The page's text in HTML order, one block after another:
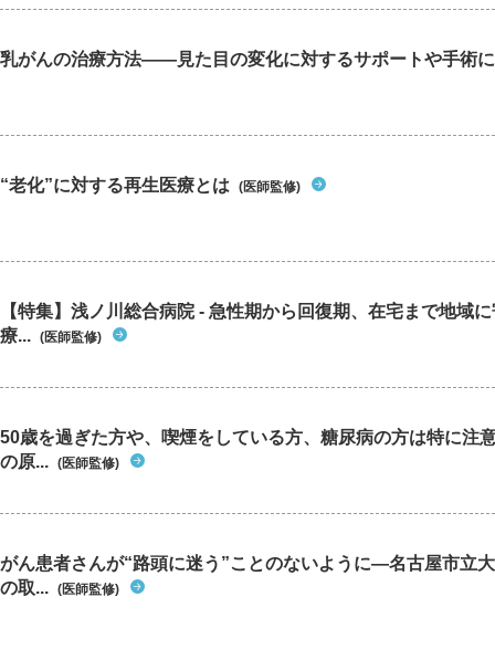
乳がんの治療方法――見た目の変化に対するサポートや手術
“老化”に対する再生医療とは (医師監修)
【特集】浅ノ川総合病院 - 急性期から回復期、在宅まで地域
療... (医師監修)
50歳を過ぎた方や、喫煙をしている方、糖尿病の方は特に注
の原... (医師監修)
がん患者さんが“路頭に迷う”ことのないように―名古屋市立
の取... (医師監修)